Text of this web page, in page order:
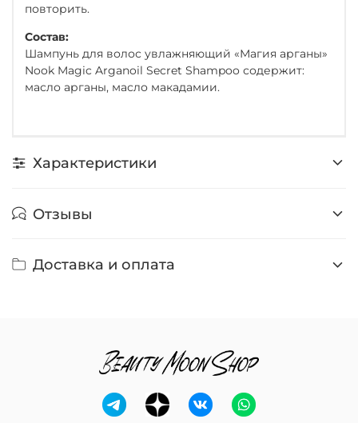
повторить.
Состав:
Шампунь для волос увлажняющий «Магия арганы»
Nook Magic Arganoil Secret Shampoo содержит:
масло арганы, масло макадамии.
Характеристики
Отзывы
Доставка и оплата